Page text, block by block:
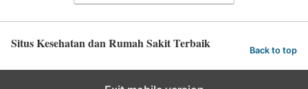
Situs Kesehatan dan Rumah Sakit Terbaik Back to top